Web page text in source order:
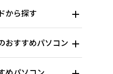
から探す
おすすめパソコン